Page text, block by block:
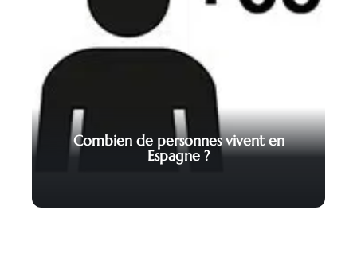
Combien de personnes vivent en
Espagne ?